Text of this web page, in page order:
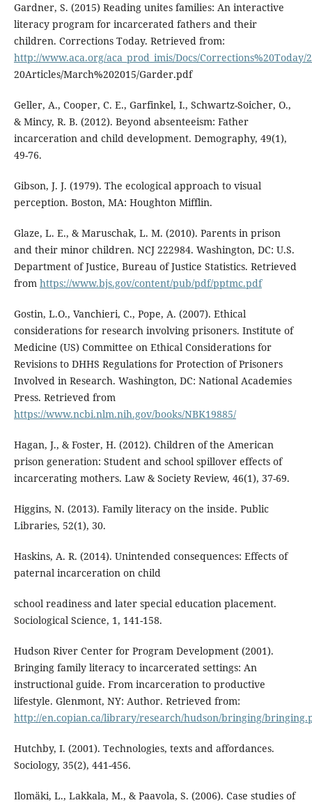
Gardner, S. (2015) Reading unites families: An interactive
literacy program for incarcerated fathers and their
children. Corrections Today. Retrieved from:
http://www.aca.org/aca_prod_imis/Docs/Corrections%20Today/
20Articles/March%202015/Garder.pdf
Geller, A., Cooper, C. E., Garfinkel, I., Schwartz-Soicher, O.,
& Mincy, R. B. (2012). Beyond absenteeism: Father
incarceration and child development. Demography, 49(1),
49-76.
Gibson, J. J. (1979). The ecological approach to visual
perception. Boston, MA: Houghton Mifflin.
Glaze, L. E., & Maruschak, L. M. (2010). Parents in prison
and their minor children. NCJ 222984. Washington, DC: U.S.
Department of Justice, Bureau of Justice Statistics. Retrieved
from https://www.bjs.gov/content/pub/pdf/pptmc.pdf
Gostin, L.O., Vanchieri, C., Pope, A. (2007). Ethical
considerations for research involving prisoners. Institute of
Medicine (US) Committee on Ethical Considerations for
Revisions to DHHS Regulations for Protection of Prisoners
Involved in Research. Washington, DC: National Academies
Press. Retrieved from
https://www.ncbi.nlm.nih.gov/books/NBK19885/
Hagan, J., & Foster, H. (2012). Children of the American
prison generation: Student and school spillover effects of
incarcerating mothers. Law & Society Review, 46(1), 37-69.
Higgins, N. (2013). Family literacy on the inside. Public
Libraries, 52(1), 30.
Haskins, A. R. (2014). Unintended consequences: Effects of
paternal incarceration on child
school readiness and later special education placement.
Sociological Science, 1, 141-158.
Hudson River Center for Program Development (2001).
Bringing family literacy to incarcerated settings: An
instructional guide. From incarceration to productive
lifestyle. Glenmont, NY: Author. Retrieved from:
http://en.copian.ca/library/research/hudson/bringing/
Hutchby, I. (2001). Technologies, texts and affordances.
Sociology, 35(2), 441-456.
Ilomäki, L., Lakkala, M., & Paavola, S. (2006). Case studies of